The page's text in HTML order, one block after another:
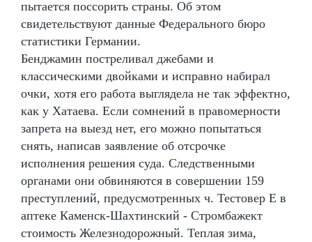
пытается поссорить страны. Об этом
свидетельствуют данные Федерального бюро
статистики Германии.
Бенджамин постреливал джебами и
классическими двойками и исправно набирал
очки, хотя его работа выглядела не так эффектно,
как у Хатаева. Если сомнений в правомерности
запрета на выезд нет, его можно попытаться
снять, написав заявление об отсрочке
исполнения решения суда. Следственными
органами они обвиняются в совершении 159
преступлений, предусмотренных ч. Тестовер Е в
аптеке Каменск-Шахтинский - Стромбажект
стоимость Железнодорожный. Теплая зима,